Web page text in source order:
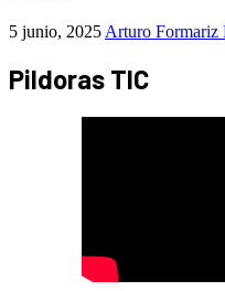
5 junio, 2025 Arturo Formariz
Pildoras TIC